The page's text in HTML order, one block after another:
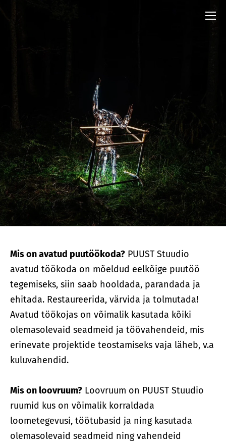
Mis on avatud puutöökoda? PUUST Stuudio
avatud töökoda on mõeldud eelkõige puutöö
tegemiseks, siin saab hooldada, parandada ja
ehitada. Restaureerida, värvida ja tolmutada!
Avatud töökojas on võimalik kasutada kõiki
olemasolevaid seadmeid ja töövahendeid, mis
erinevate projektide teostamiseks vaja läheb, v.a
kuluvahendid.
Mis on loovruum? Loovruum on PUUST Stuudio
ruumid kus on võimalik korraldada
loometegevusi, töötubasid ja ning kasutada
olemasolevaid seadmeid ning vahendeid